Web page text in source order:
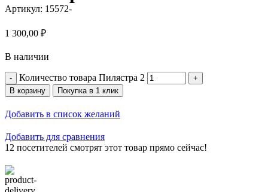
Артикул: 15572-
1 300,00 ₽
В наличии
Количество товара Пилястра 2
В корзину Покупка в 1 клик
Добавить в список желаний
Добавить для сравнения
12 посетителей смотрят этот товар прямо сейчас!